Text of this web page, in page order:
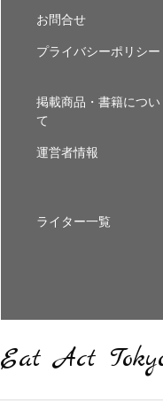
お問合せ
プライバシーポリシー
掲載商品・書籍につい
て
運営者情報
ライター一覧
Eat Act